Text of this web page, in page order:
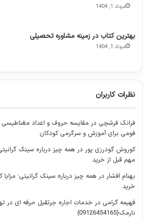
کنکور فرهنگیان
موجود در بازار، به
کتاب “مهارت معلمی” استاد
این کتاب یکی از منابع اصلی برای درس
معلمی، صفات و وظایف معلم، پرهیزها
مهارت‌ها و شیوه‌های تدریس، برای داوطلبان
بیشتر جنبه درسنامه دارد و برای تثبیت
باید با منابع تستی تکمیل شود.
کتاب‌های “دین و زندگی” پایه
بخش‌هایی از کتاب‌های درسی دین و زندگی
منابع مهم تعلیم و تربیت اسلامی
باشید که دروس مورد نیاز برای رشته‌های
برای رشته علوم انسانی:
مرداد 1, 1404
بهترین کتاب در زمینه مشاوره تحصیلی
مرداد 1, 1404
نظرات کاربران
فرانک فرشچی در مقایسه حروف و اعداد مغناطیسی
فومی برای آموزش و سرگرمی کودکان
کوروش گودرزی پور در همه چیز درباره سینک
مهم قبل از خرید
بهنام افشار در همه چیز درباره سینک گرانیتی؛ مزایا
خرید
فهیمه گرامی در خدمات اجاره جرثقیل حرفه ای در
نارمک{09126454165}